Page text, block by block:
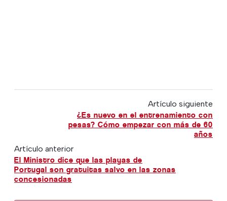
Artículo siguiente
¿Es nuevo en el entrenamiento con
pesas? Cómo empezar con más de 60
años
Artículo anterior
El Ministro dice que las playas de
Portugal son gratuitas salvo en las zonas
concesionadas